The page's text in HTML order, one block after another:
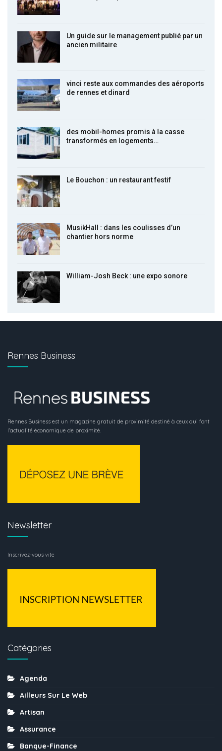
Un guide sur le management publié par un
ancien militaire
vinci reste aux commandes des aéroports
de rennes et dinard
des mobil-homes promis à la casse
transformés en logements…
Le Bouchon : un restaurant festif
MusikHall : dans les coulisses d’un
chantier hors norme
William-Josh Beck : une expo sonore
Rennes Business
Rennes Business est un magazine gratuit de proximité destiné à ceux qui font
l’actualité économique de proximité.
Newsletter
Inscrivez-vous vite
Catégories
Agenda
Ailleurs Sur Le Web
Artisan
Assurance
Banque-Finance